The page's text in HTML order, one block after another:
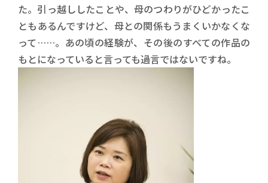
た。引っ越ししたことや、母のつわりがひどかったこ
ともあるんですけど、母との関係もうまくいかなくな
って……。あの頃の経験が、その後のすべての作品の
もとになっていると言っても過言ではないですね。